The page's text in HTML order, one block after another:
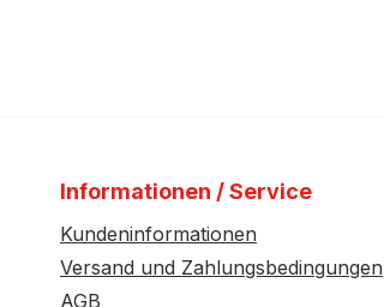
Informationen / Service
Kundeninformationen
Versand und Zahlungsbedingungen
AGB